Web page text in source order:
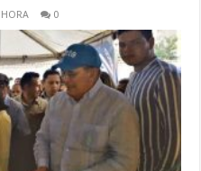
HORA 0